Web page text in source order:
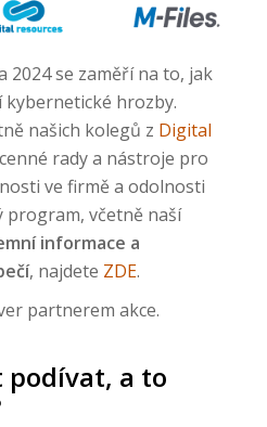
2024 se zaměří na to, jak
hrozby.
našich kolegů z Digital
rady a nástroje pro
ve firmě a odolnosti
program, včetně naší
informace a
, najdete ZDE.
partnerem akce.
podívat, a to